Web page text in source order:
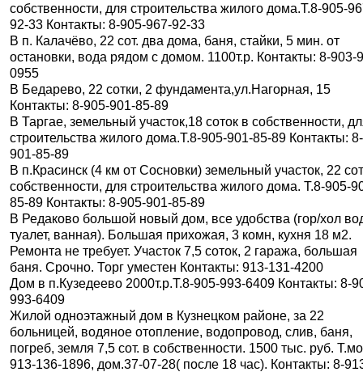
собственности, для строительства жилого дома.Т.8-905-
92-33 Контакты: 8-905-967-92-33
В п. Калачёво, 22 сот. два дома, баня, стайки, 5 мин. от
остановки, вода рядом с домом. 1100т.р. Контакты: 8-903-
0955
В Бедарево, 22 сотки, 2 фундамента,ул.Нагорная, 15
Контакты: 8-905-901-85-89
В Таргае, земельный участок,18 соток в собственности,
строительства жилого дома.Т.8-905-901-85-89 Контакты:
901-85-89
В п.Красинск (4 км от Сосновки) земельный участок, 22
собственности, для строительства жилого дома. Т.8-905-
85-89 Контакты: 8-905-901-85-89
В Редаково большой новый дом, все удобства (гор/хол
туалет, ванная). Большая прихожая, 3 комн, кухня 18 м2.
Ремонта не требует. Участок 7,5 соток, 2 гаража, большая
баня. Срочно. Торг уместен Контакты: 913-131-4200
Дом в п.Кузедеево 2000т.р.Т.8-905-993-6409 Контакты: 8-
993-6409
Жилой одноэтажный дом в Кузнецком районе, за 22
больницей, водяное отопление, водопровод, слив, баня,
погреб, земля 7,5 сот. в собственности. 1500 тыс. руб.
913-136-1896, дом.37-07-28( после 18 час). Контакты: 8-